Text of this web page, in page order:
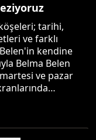
tarihi,
ve farklı
kendine
Belma Belen
ve pazar